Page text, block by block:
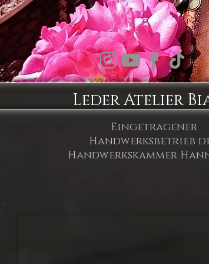
Leder Atelier
Eingetragener
Handwerksbetrieb
Handwerkskammer